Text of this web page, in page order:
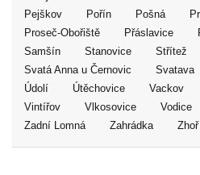
Pejškov
Pořín Pošná
Proseč-Obořiště
Přáslavice
Samšín
Stanovice Střítež
Svatá Anna u Černovic
Svatava
Údolí
Útěchovice Vackov
Vintířov
Vlkosovice Vodice
Zadní Lomná
Zahrádka Zhoř